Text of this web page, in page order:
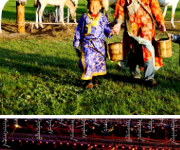




















































































